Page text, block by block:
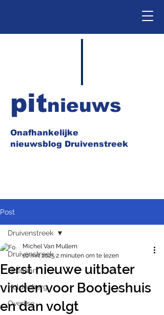
Onafhankelijke
nieuwsblog Druivenstreek
pitnieuws
Post
Druivenstreek
Hoeilaart
Huldenberg
Overijse
Druivenstreek
Eerst nieuwe uitbater
vinden voor Bootjeshuis
en dan volgt
Michel Van Mullem
10 mrt 2025 2 minuten om te lezen